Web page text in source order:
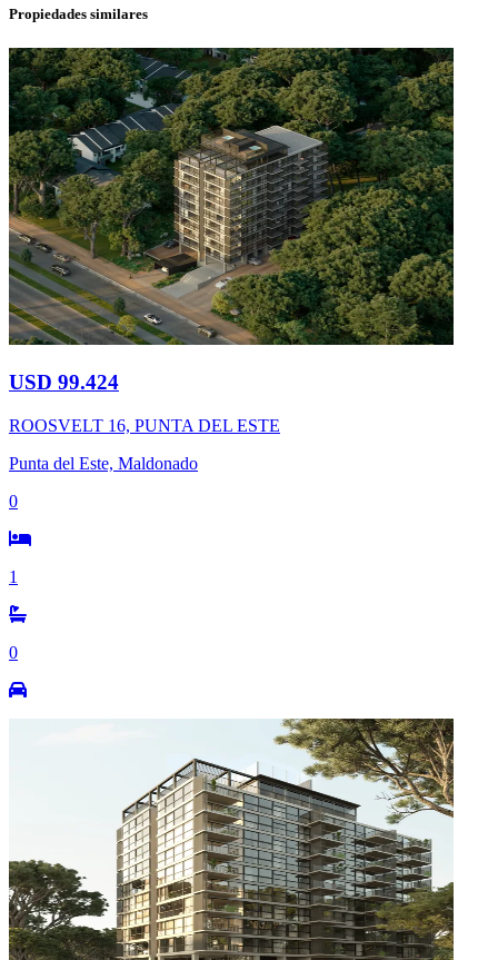
Propiedades similares
USD 99.424
ROOSVELT 16, PUNTA DEL ESTE
Punta del Este, Maldonado
0
1
0